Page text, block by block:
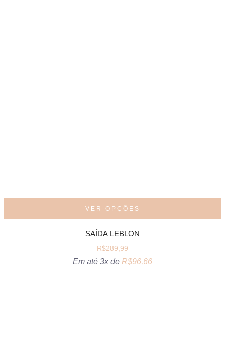
VER OPÇÕES
SAÍDA LEBLON
R$289,99
Em até 3x de R$96,66